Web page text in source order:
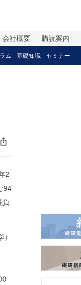
購読案内
会社概要
ム 基礎知識 セミナー
2
94
負
）